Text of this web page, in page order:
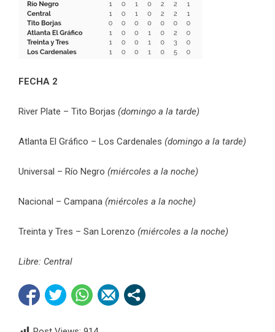
FECHA 2
River Plate – Tito Borjas (domingo a la tarde)
Atlanta El Gráfico – Los Cardenales (domingo a la tarde)
Universal – Río Negro (miércoles a la noche)
Nacional – Campana (miércoles a la noche)
Treinta y Tres – San Lorenzo (miércoles a la noche)
Libre: Central